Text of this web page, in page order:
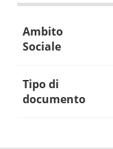
Ambito
Sociale
Tipo di
documento